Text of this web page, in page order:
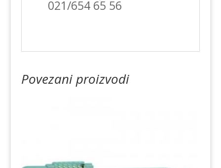
021/654 65 56
Povezani proizvodi